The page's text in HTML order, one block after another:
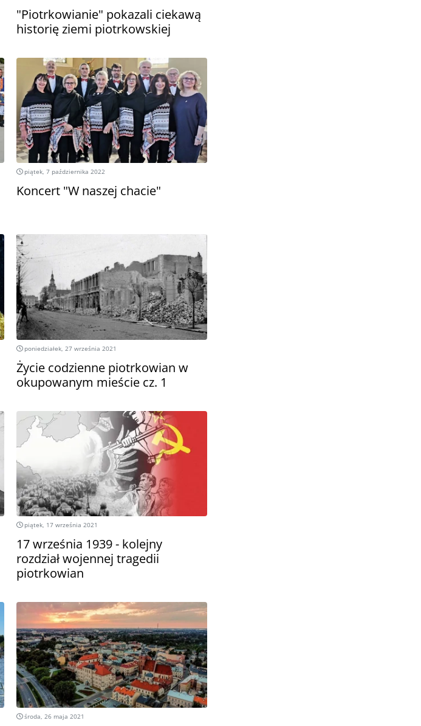
"Piotrkowianie" pokazali ciekawą
historię ziemi piotrkowskiej
piątek, 7 października 2022
Koncert "W naszej chacie"
poniedziałek, 27 września 2021
Życie codzienne piotrkowian w
okupowanym mieście cz. 1
piątek, 17 września 2021
17 września 1939 - kolejny
rozdział wojennej tragedii
piotrkowian
środa, 26 maja 2021